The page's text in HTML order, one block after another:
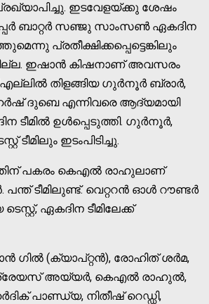
ഇടവേളയ്ക്കു ശേഷം
ബാറ്റര്‍ സഞ്ജു സാംസണ്‍ ഏകദിന
പ്രതീക്ഷിക്കപ്പെട്ടെങ്കിലും
ഇഷാന്‍ കിഷനാണ് അവസരം
തിളങ്ങിയ ഗുര്‍നൂര്‍ ബ്രാര്‍,
ദുബെ എന്നിവരെ ആദ്യമായി
ടീമില്‍ ഉള്‍പ്പെടുത്തി. ഗുര്‍നൂര്‍,
ടീമിലും ഇടംപിടിച്ചു.
പകരം കെഎല്‍ രാഹുലാണ്
ടീമിലുണ്ട്. വെറ്ററന്‍ ഓള്‍ റൗണ്ടര്‍
ഏകദിന ടീമിലേക്ക്
ഗില്‍ (ക്യാപ്റ്റന്‍), രോഹിത് ശര്‍മ,
ശ്രേയസ് അയ്യര്‍, കെഎല്‍ രാഹുല്‍,
പാണ്ഡ്യ, നിതീഷ് റെഡ്ഡി,